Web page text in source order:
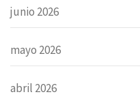
junio 2026
mayo 2026
abril 2026